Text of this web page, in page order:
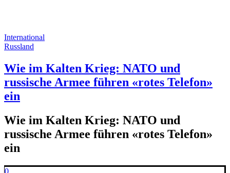
International
Russland
Wie im Kalten Krieg: NATO und
russische Armee führen «rotes Telefon»
ein
Wie im Kalten Krieg: NATO und
russische Armee führen «rotes Telefon»
ein
0